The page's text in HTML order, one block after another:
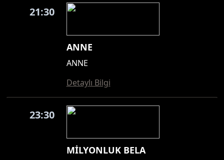
21:30
ANNE
ANNE
Detaylı Bilgi
23:30
MİLYONLUK BELA